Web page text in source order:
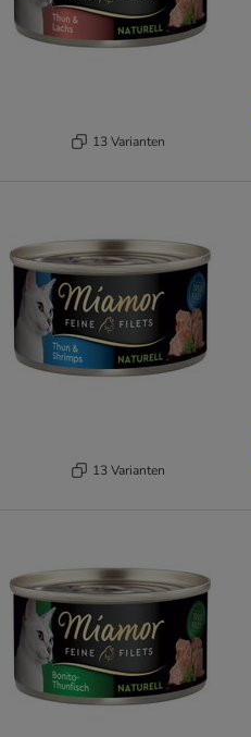
13 Varianten
13 Varianten